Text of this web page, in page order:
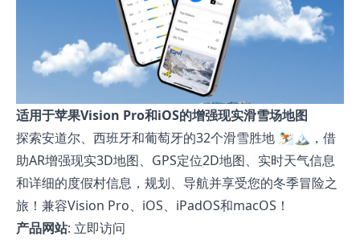
适用于苹果Vision Pro和iOS的增强现实滑雪场地图
探索安道尔、西班牙和葡萄牙的32个滑雪胜地 ⛷️🏔️，借
助AR增强现实3D地图、GPS定位2D地图、实时天气信息
和详细的度假村信息，规划、导航并享受您的冬季冒险之
旅！兼容Vision Pro、iOS、iPadOS和macOS！
产品网站: 立即访问